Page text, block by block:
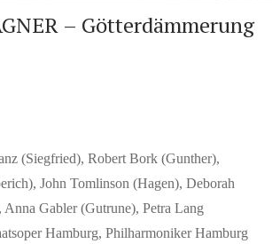
– Götterdämmerung
(Siegfried), Robert Bork (Gunther),
John Tomlinson (Hagen), Deborah
Gabler (Gutrune), Petra Lang
Hamburg, Philharmoniker Hamburg